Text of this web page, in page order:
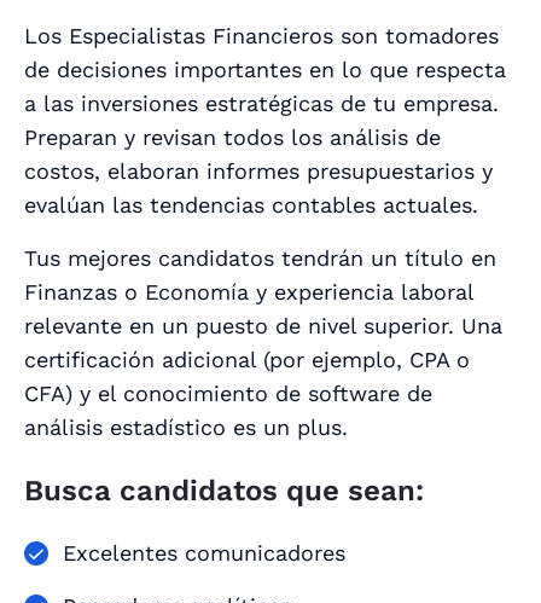
Los Especialistas Financieros son tomadores
de decisiones importantes en lo que respecta
a las inversiones estratégicas de tu empresa.
Preparan y revisan todos los análisis de
costos, elaboran informes presupuestarios y
evalúan las tendencias contables actuales.
Tus mejores candidatos tendrán un título en
Finanzas o Economía y experiencia laboral
relevante en un puesto de nivel superior. Una
certificación adicional (por ejemplo, CPA o
CFA) y el conocimiento de software de
análisis estadístico es un plus.
Busca candidatos que sean:
Excelentes comunicadores